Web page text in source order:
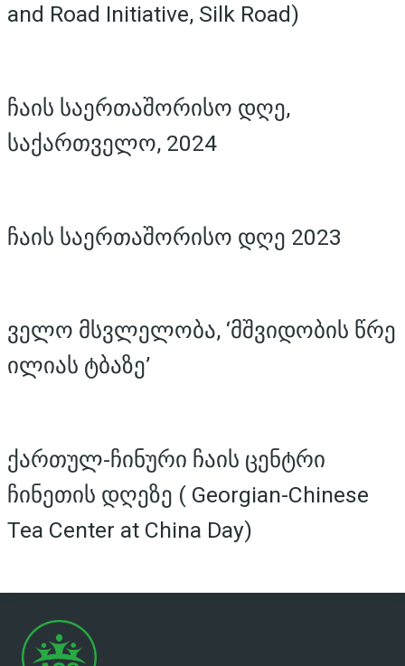
and Road Initiative, Silk Road)
ჩაის საერთაშორისო დღე,
საქართველო, 2024
ჩაის საერთაშორისო დღე 2023
ველო მსვლელობა, ‘მშვიდობის წრე
ილიას ტბაზე’
ქართულ-ჩინური ჩაის ცენტრი
ჩინეთის დღეზე ( Georgian-Chinese
Tea Center at China Day)